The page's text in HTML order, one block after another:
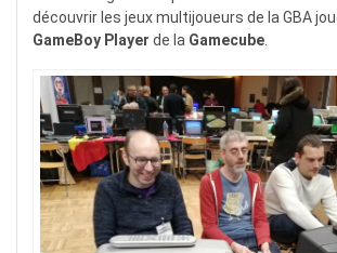
découvrir les jeux multijoueurs de la GBA
GameBoy Player de la Gamecube